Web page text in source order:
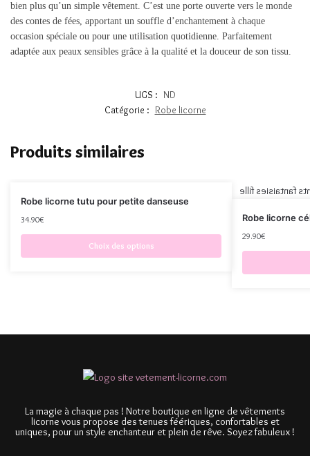
bien plus qu’un simple vêtement. C’est une porte ouverte vers le monde
des contes de fées, apportant un souffle d’enchantement à chaque
occasion spéciale ou pour une utilisation quotidienne. Parfaitement
adaptée aux peaux sensibles grâce à la qualité et la douceur de son tissu.
UGS : ND
Catégorie : Robe licorne
Produits similaires
Robe licorne tutu pour petite danseuse
34.90€
Choix des options
Robe licorne
29.90€
La magie à chaque pas ! Notre boutique en ligne de vêtements
licorne vous propose des tenues féériques, confortables et
uniques, pour un style enchanteur et plein de rêve. Soyez fabuleux !